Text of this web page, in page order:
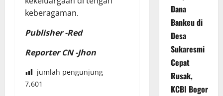
keberagaman.
Publisher -Red
Reporter CN -Jhon
jumlah pengunjung
7,601
Dana
Bankeu di
Desa
Sukaresmi
Cepat
Rusak,
KCBI Bogor